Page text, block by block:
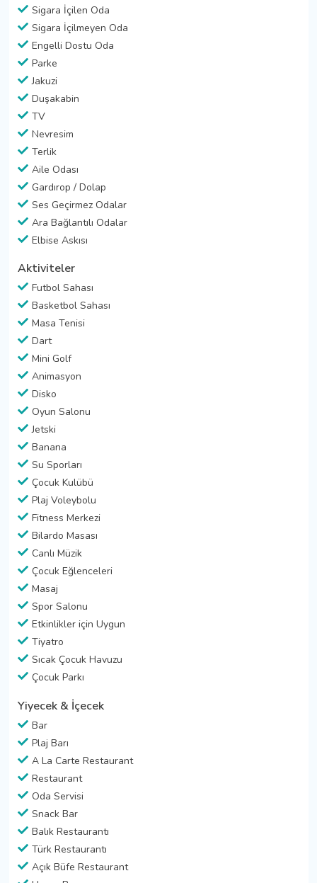
Sigara İçilen Oda
Sigara İçilmeyen Oda
Engelli Dostu Oda
Parke
Jakuzi
Duşakabin
TV
Nevresim
Terlik
Aile Odası
Gardırop / Dolap
Ses Geçirmez Odalar
Ara Bağlantılı Odalar
Elbise Askısı
Aktiviteler
Futbol Sahası
Basketbol Sahası
Masa Tenisi
Dart
Mini Golf
Animasyon
Disko
Oyun Salonu
Jetski
Banana
Su Sporları
Çocuk Kulübü
Plaj Voleybolu
Fitness Merkezi
Bilardo Masası
Canlı Müzik
Çocuk Eğlenceleri
Masaj
Spor Salonu
Etkinlikler için Uygun
Tiyatro
Sıcak Çocuk Havuzu
Çocuk Parkı
Yiyecek & İçecek
Bar
Plaj Barı
A La Carte Restaurant
Restaurant
Oda Servisi
Snack Bar
Balık Restaurantı
Türk Restaurantı
Açık Büfe Restaurant